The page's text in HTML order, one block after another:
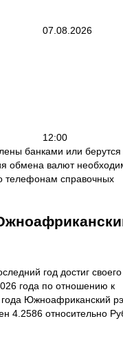
07.08.2026
12:00
банками или берутся
обмена валют
телефонам справочных
год достиг своего
года по отношению к
Южноафриканский
4.2586 относительно